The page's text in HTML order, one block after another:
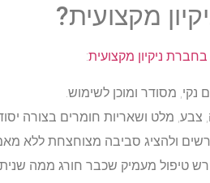
מקצועית?
ניקיון מקצועית:
מסודר ומוכן לשימוש.
מלט ושאריות חומרים בצורה
ולהציג סביבה מצוחצחת ללא
טיפול מעמיק שכבר חורג ממה